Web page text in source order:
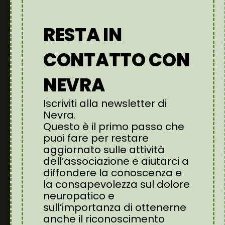
corretto riconoscimento e trattamento.
Lavoriamo attivamente per sensibilizzare le
riconosciuto come malattia autonoma.
Destinando il tuo5×1000allaassociazione
Nevra, senza nessun aggravio impositivo,
potrai contribuire anche tu a sostenere il
nostro impegno per il riconoscimento del
Dolore Neuropaticocome malattia
autonoma.
Ci aiuterai a far conoscere questa grave
patologia che affligge il 9% delle persone
che soffrono di dolore cronico (circa il 21%
RESTA IN
CONTATTO CON
NEVRA
Iscriviti alla newsletter di
Nevra.
Questo è il primo passo che
puoi fare per restare
aggiornato sulle attività
dell’associazione e aiutarci a
diffondere la conoscenza e
la consapevolezza sul dolore
neuropatico e
sull’importanza di ottenerne
anche il riconoscimento